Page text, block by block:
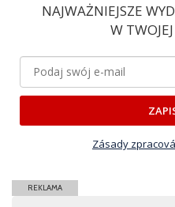
NAJWAŻNIEJSZE
W
Zásady
REKLAMA